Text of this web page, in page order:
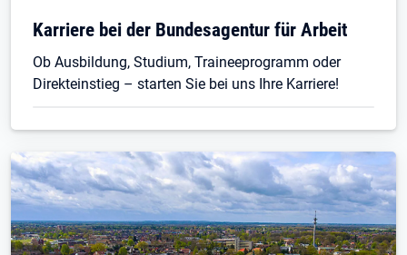
Öffnet in neuem Tab
Karriere bei der Bundesagentur für Arbeit
Ob Ausbildung, Studium, Traineeprogramm oder
Direkteinstieg – starten Sie bei uns Ihre Karriere!